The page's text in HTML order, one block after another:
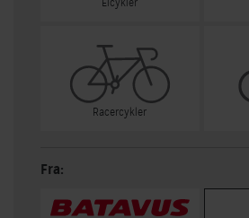
Elcykler
Racercykler
Fra: